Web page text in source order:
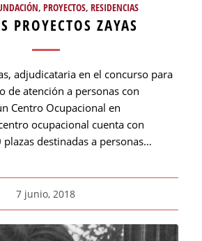
,PROYECTOS,RESIDENCIAS
PROYECTOS ZAYAS
adjudicataria en el concurso para
de atención a personas con
Centro Ocupacional en
ocupacional cuenta con
plazas destinadas a personas…
7 junio, 2018